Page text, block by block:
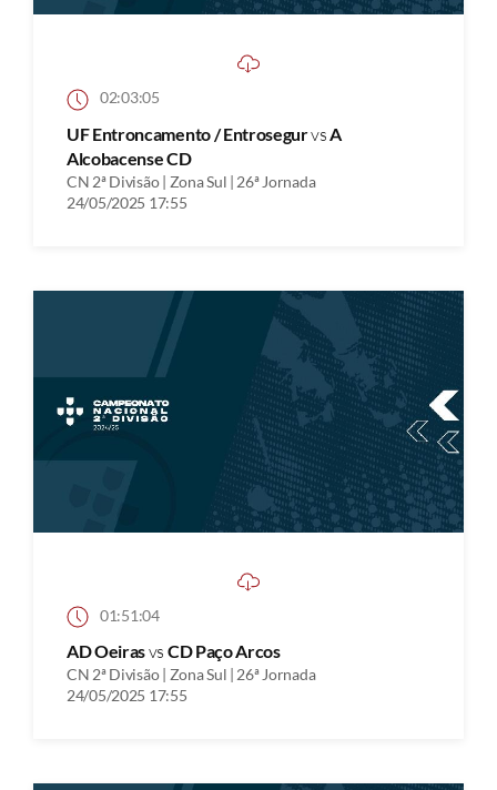
02:03:05
UF Entroncamento / EntrosegurvsA
Alcobacense CD
CN 2ª Divisão | Zona Sul | 26ª Jornada
24/05/2025 17:55
01:51:04
AD Oeirasvs CD Paço Arcos
CN 2ª Divisão | Zona Sul | 26ª Jornada
24/05/2025 17:55